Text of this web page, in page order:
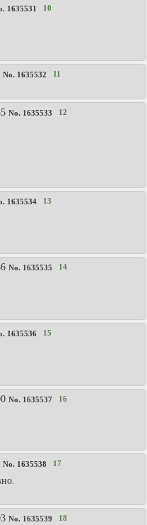
1635531 10
No. 1635532 11
No. 1635533 12
1635534 13
No. 1635535 14
1635536 15
No. 1635537 16
No. 1635538 17
No. 1635539 18